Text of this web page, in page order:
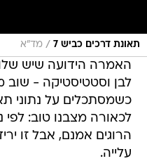
תאונת דרכים כביש 7 / מד"א
האמרה הידועה שיש
לבן וסטטיסטיקה - שוב
עלייה.